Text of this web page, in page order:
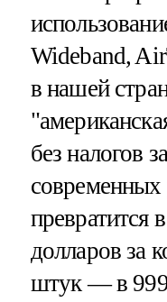
Wideband,
в нашей
без налогов
современных
превратится
долларов за
штук — в